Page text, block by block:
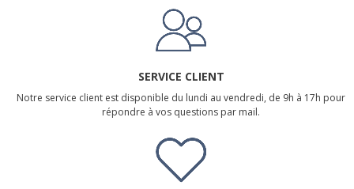
SERVICE CLIENT
Notre service client est disponible du lundi au vendredi, de 9h à 17h pour
répondre à vos questions par mail.